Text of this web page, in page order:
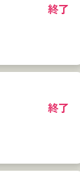
終了
終了